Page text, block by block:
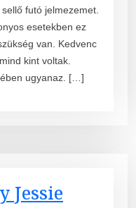
futó jelmezemet.
esetekben ez
van. Kedvenc
kint voltak.
ugyanaz. […]
Jessie